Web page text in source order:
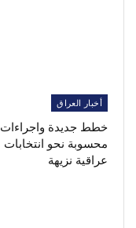
أخبار العراق
خطط جديدة واجراءات
محسوبة نحو انتخابات
عراقية نزيهة